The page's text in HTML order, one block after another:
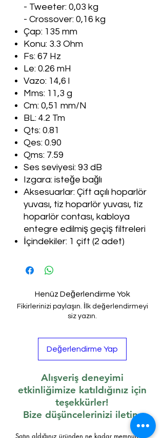
- Tweeter: 0,03 kg
- Crossover: 0,16 kg
Çap: 135 mm
Konu: 3.3 Ohm
Fs: 67 Hz
Le: 0.26 mH
Vazo: 14,6 l
Mms: 11,3 g
Cm: 0,51 mm/N
BL: 4.2 Tm
Qts: 0.81
Qes: 0.90
Qms: 7.59
Ses seviyesi: 93 dB
Izgara: isteğe bağlı
Aksesuarlar: Çift açılı hoparlör
yuvası, tiz hoparlör yuvası, tiz
hoparlör contası, kabloya
entegre edilmiş geçiş filtreleri
İçindekiler: 1 çift (2 adet)
Henüz Değerlendirme Yok
Fikirlerinizi paylaşın. İlk değerlendirmeyi
siz yazın.
Değerlendirme Yap
Alışveriş deneyimi
etkinliğimize katıldığınız için
teşekkürler!
Bize düşüncelerinizi iletin.
Satın aldığınız üründen ne kadar memnun